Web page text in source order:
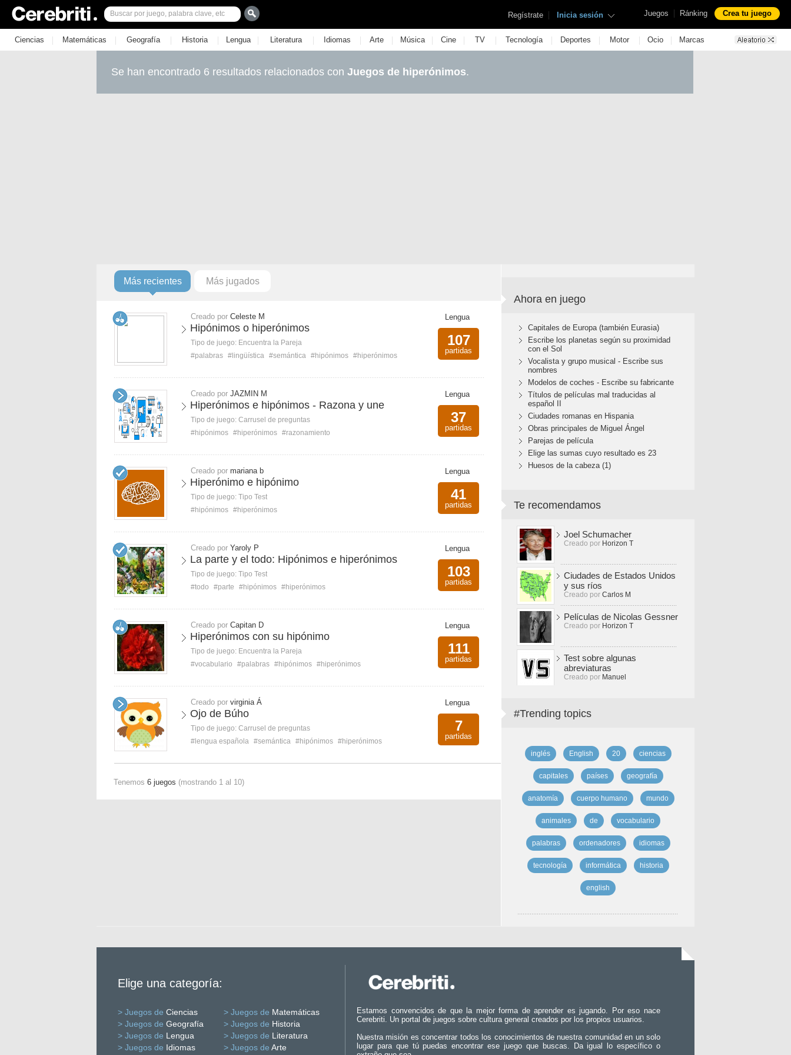
Juegos | Ránking Crea tu juego
Regístrate | Inicia sesión
Ciencias | Matemáticas | Geografía | Historia | Lengua | Literatura | Idiomas | Arte | Música | Cine | TV | Tecnología | Deportes | Motor | Ocio | Marcas
Se han encontrado 6 resultados relacionados con Juegos de hiperónimos.
Más recientes Más jugados
Creado por Celeste M
Hipónimos o hiperónimos
Tipo de juego: Encuentra la Pareja
#palabras #lingüística #semántica #hipónimos #hiperónimos
Lengua
107
partidas
Creado por JAZMIN M
Hiperónimos e hipónimos - Razona y une
Tipo de juego: Carrusel de preguntas
#hipónimos #hiperónimos #razonamiento
Lengua
37
partidas
Creado por mariana b
Hiperónimo e hipónimo
Tipo de juego: Tipo Test
#hipónimos #hiperónimos
Lengua
41
partidas
Creado por Yaroly P
La parte y el todo: Hipónimos e hiperónimos
Tipo de juego: Tipo Test
#todo
#parte #hipónimos #hiperónimos
Lengua
103
partidas
Creado por Capitan D
Hiperónimos con su hipónimo
Tipo de juego: Encuentra la Pareja
#vocabulario
#palabras #hipónimos #hiperónimos
Lengua
111
partidas
Creado por virginia Á
Ojo de Búho
Tipo de juego: Carrusel de preguntas
#lengua española #semántica #hipónimos #hiperónimos
Lengua
7
partidas
Tenemos 6 juegos (mostrando 1 al 10)
Ahora en juego
Capitales de Europa (también Eurasia)
Escribe los planetas según su proximidad
con el Sol
Vocalista y grupo musical - Escribe sus
nombres
Modelos de coches - Escribe su fabricante
Títulos de películas mal traducidas al
español II
Ciudades romanas en Hispania
Obras principales de Miguel Ángel
Parejas de película
Elige las sumas cuyo resultado es 23
Huesos de la cabeza (1)
Te recomendamos
Joel Schumacher
Creado por Horizon T
Ciudades de Estados Unidos
y sus ríos
Creado por Carlos M
Películas de Nicolas Gessner
Creado por Horizon T
Test sobre algunas
abreviaturas
Creado por Manuel
#Trending topics
inglés English 20 ciencias
capitales países geografía
anatomía cuerpo humano mundo
animales de vocabulario
palabras ordenadores idiomas
tecnología informática historia
english
Elige una categoría:
> Juegos de Ciencias > Juegos de Matemáticas
> Juegos de Geografía > Juegos de Historia
> Juegos de Lengua > Juegos de Literatura
> Juegos de Idiomas > Juegos de Arte
Estamos convencidos de que la mejor forma de aprender es jugando. Por eso nace
Cerebriti. Un portal de juegos sobre cultura general creados por los propios usuarios.
Nuestra misión es concentrar todos los conocimientos de nuestra comunidad en un solo
lugar para que tú puedas encontrar ese juego que buscas. Da igual lo específico o